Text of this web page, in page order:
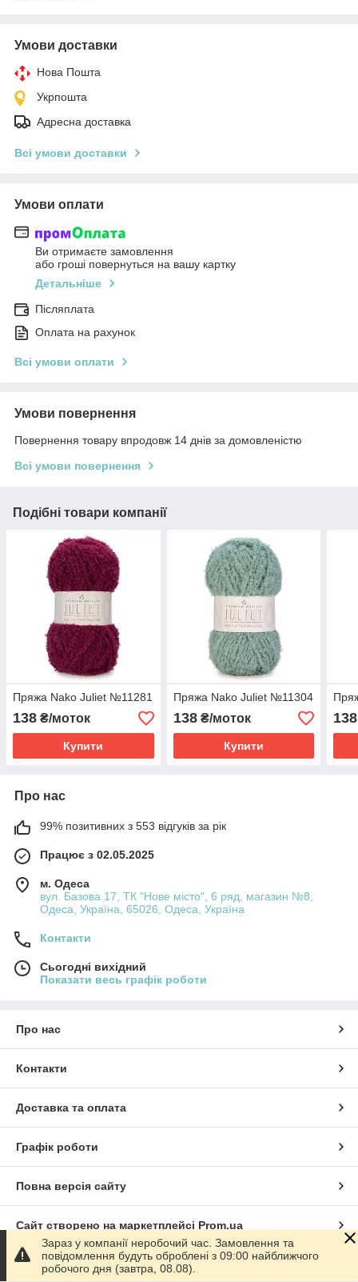
Умови доставки
Нова Пошта
Укрпошта
Адресна доставка
Всі умови доставки
Умови оплати
Ви отримаєте замовлення
або гроші повернуться на вашу картку
Детальніше
Післяплата
Оплата на рахунок
Всі умови оплати
Умови повернення
Повернення товару впродовж 14 днів за домовленістю
Всі умови повернення
Подібні товари компанії
Пряжа Nako Juliet №11281
138 ₴/моток
Купити
Пряжа Nako Juliet №11304
138₴/моток
Купити
138
Про нас
99% позитивних з 553 відгуків за рік
Працює з 02.05.2025
м. Одеса
вул. Базова 17, ТК "Нове місто", 6 ряд, магазин №8,
Одеса, Україна, 65026, Одеса, Україна
Контакти
Сьогодні вихідний
Показати весь графік роботи
Про нас
Контакти
Доставка та оплата
Графік роботи
Повна версія сайту
Сайт створено на маркетплейсі Prom.ua
Політика конфіденційності
Зараз у компанії неробочий час. Замовлення та
повідомлення будуть оброблені з 09:00 найближчого
робочого дня (завтра, 08.08).